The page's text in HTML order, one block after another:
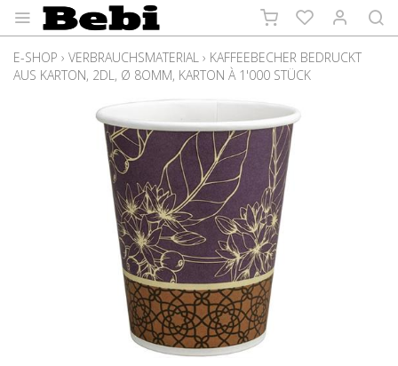
E-SHOP › VERBRAUCHSMATERIAL › KAFFEEBECHER BEDRUCKT
AUS KARTON, 2DL, Ø 8OMM, KARTON À 1'000 STÜCK